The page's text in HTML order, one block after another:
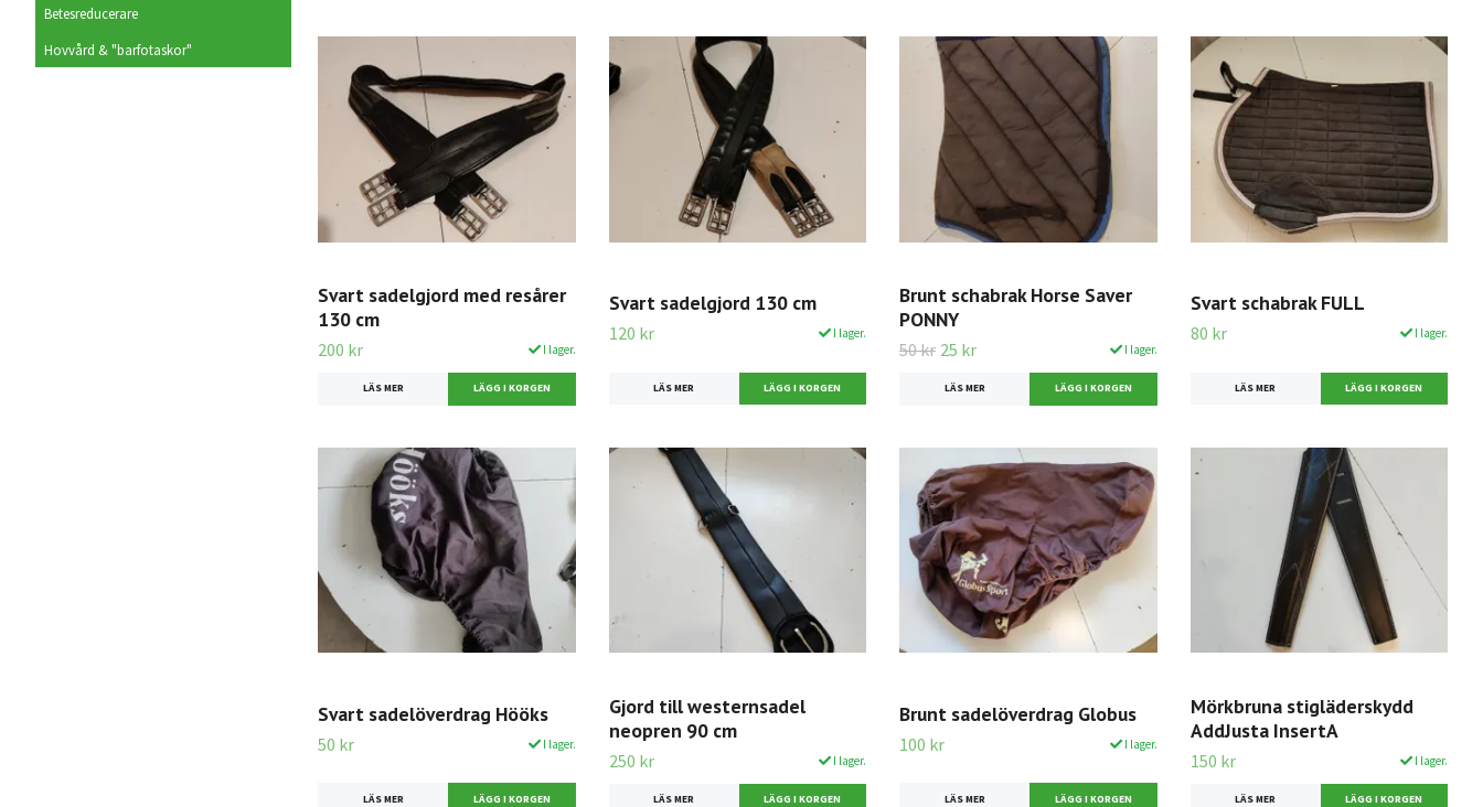
Betesreducerare
Hovvård & "barfotaskor"
Svart sadelgjord med resårer
130 cm
200 kr I lager.
LÄS MER
Svart sadelgjord 130 cm
120 kr I lager.
LÄS MER
Brunt schabrak Horse Saver
PONNY
50 kr 25 kr I lager.
LÄS MER
Svart schabrak FULL
80 kr I lager.
LÄS MER
Svart sadelöverdrag Hööks
50 kr I lager.
LÄS MER
Gjord till westernsadel
neopren 90 cm
250 kr I lager.
LÄS MER
Brunt sadelöverdrag Globus
100 kr I lager.
LÄS MER
Mörkbruna stigläderskydd
AddJusta InsertA
150 kr I lager.
LÄS MER